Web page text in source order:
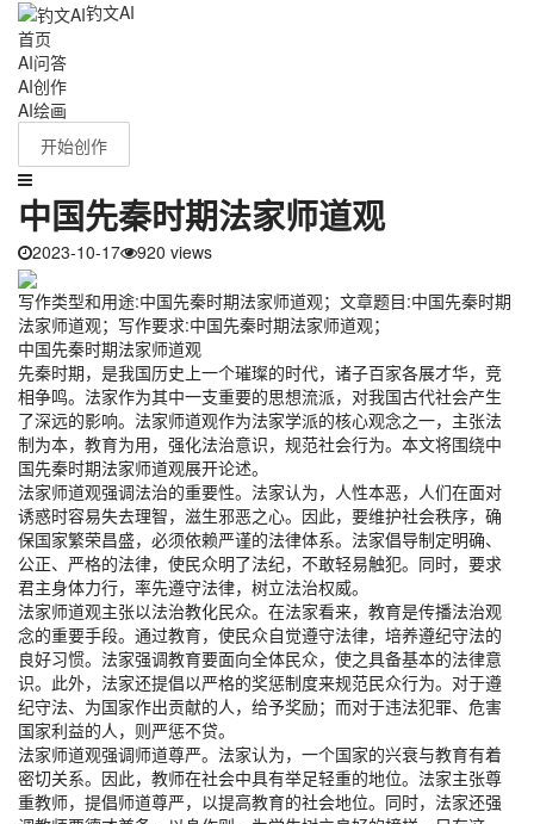
钓文AI
首页
AI问答
AI创作
AI绘画
开始创作
中国先秦时期法家师道观
2023-10-17 920 views
写作类型和用途:中国先秦时期法家师道观；文章题目:中国先秦时期
法家师道观；写作要求:中国先秦时期法家师道观；
中国先秦时期法家师道观
先秦时期，是我国历史上一个璀璨的时代，诸子百家各展才华，竞
相争鸣。法家作为其中一支重要的思想流派，对我国古代社会产生
了深远的影响。法家师道观作为法家学派的核心观念之一，主张法
制为本，教育为用，强化法治意识，规范社会行为。本文将围绕中
国先秦时期法家师道观展开论述。
法家师道观强调法治的重要性。法家认为，人性本恶，人们在面对
诱惑时容易失去理智，滋生邪恶之心。因此，要维护社会秩序，确
保国家繁荣昌盛，必须依赖严谨的法律体系。法家倡导制定明确、
公正、严格的法律，使民众明了法纪，不敢轻易触犯。同时，要求
君主身体力行，率先遵守法律，树立法治权威。
法家师道观主张以法治教化民众。在法家看来，教育是传播法治观
念的重要手段。通过教育，使民众自觉遵守法律，培养遵纪守法的
良好习惯。法家强调教育要面向全体民众，使之具备基本的法律意
识。此外，法家还提倡以严格的奖惩制度来规范民众行为。对于遵
纪守法、为国家作出贡献的人，给予奖励；而对于违法犯罪、危害
国家利益的人，则严惩不贷。
法家师道观强调师道尊严。法家认为，一个国家的兴衰与教育有着
密切关系。因此，教师在社会中具有举足轻重的地位。法家主张尊
重教师，提倡师道尊严，以提高教育的社会地位。同时，法家还强